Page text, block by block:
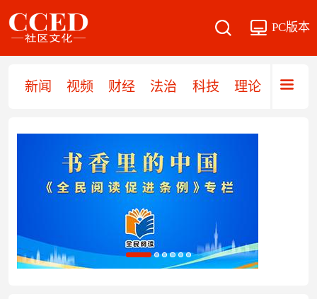
PC版本
新闻 视频 财经 法治 科技 理论 党建